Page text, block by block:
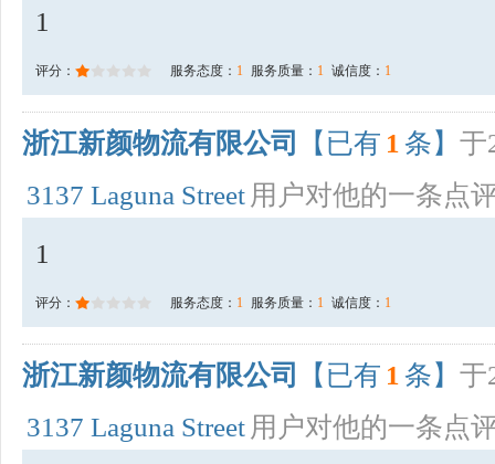
1
评分： 服务态度： 1 服务质量： 1 诚信度： 1
浙江新颜物流有限公司 【已有 1 条】 于
3137 Laguna Street 用户对他的一条点
1
评分： 服务态度： 1 服务质量： 1 诚信度： 1
浙江新颜物流有限公司 【已有 1 条】 于
3137 Laguna Street 用户对他的一条点